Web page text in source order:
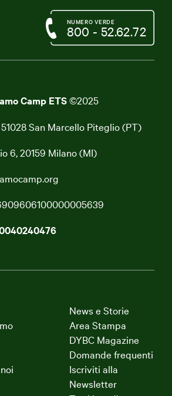
Camp ETS©2025
San Marcello Piteglio (PT)
6, 20159 Milano (MI)
800 - 52.62.72
NUMERO VERDE
News e Storie
Area Stampa
DYBC Magazine
Domande frequenti
Iscriviti alla
Newsletter